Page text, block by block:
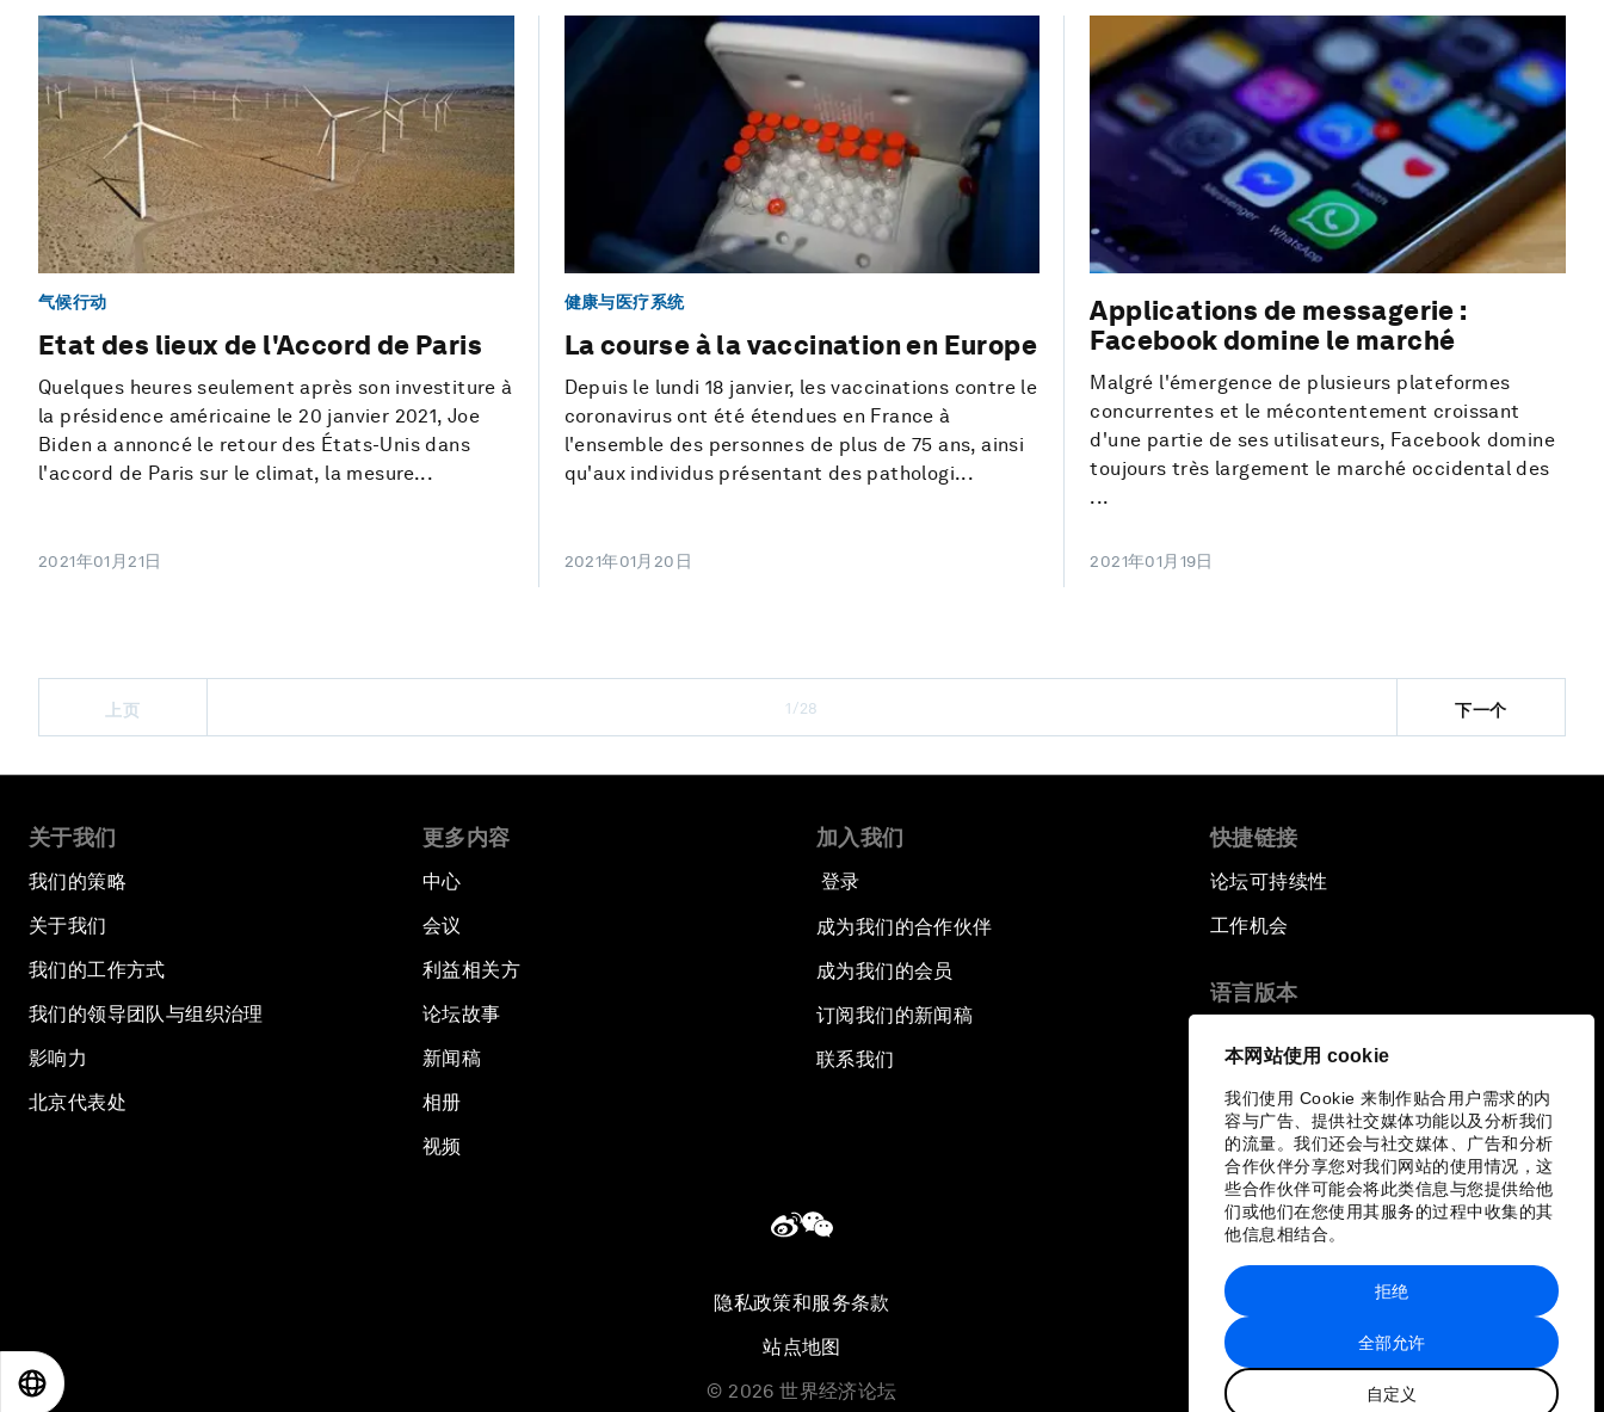
本网站使用 cookie
我们使用 Cookie 来制作贴合用户需求的内
容与广告、提供社交媒体功能以及分析我们
的流量。我们还会与社交媒体、广告和分析
合作伙伴分享您对我们网站的使用情况，这
些合作伙伴可能会将此类信息与您提供给他
们或他们在您使用其服务的过程中收集的其
他信息相结合。
全部允许
自定义
拒绝
气候行动
Etat des lieux de l'Accord de Paris
Quelques heures seulement après son investiture à
la présidence américaine le 20 janvier 2021, Joe
Biden a annoncé le retour des États-Unis dans
l'accord de Paris sur le climat, la mesure...
2021年01月21日
健康与医疗系统
La course à la vaccination en Europe
Depuis le lundi 18 janvier, les vaccinations contre le
coronavirus ont été étendues en France à
l'ensemble des personnes de plus de 75 ans, ainsi
qu'aux individus présentant des pathologi...
2021年01月20日
Applications de messagerie :
Facebook domine le marché
Malgré l'émergence de plusieurs plateformes
concurrentes et le mécontentement croissant
d'une partie de ses utilisateurs, Facebook domine
toujours très largement le marché occidental des
...
2021年01月19日
上页 1/28 下一个
关于我们
我们的策略
关于我们
我们的工作方式
我们的领导团队与组织治理
影响力
北京代表处
更多内容
中心
会议
利益相关方
论坛故事
新闻稿
相册
视频
加入我们
登录
成为我们的合作伙伴
成为我们的会员
订阅我们的新闻稿
联系我们
快捷链接
论坛可持续性
工作机会
语言版本
隐私政策和服务条款
站点地图
© 2026 世界经济论坛